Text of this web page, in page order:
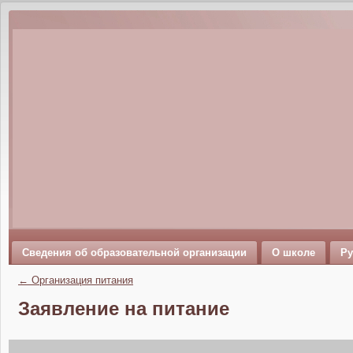
Сведения об образовательной организации О школе
← Организация питания
Заявление на питание